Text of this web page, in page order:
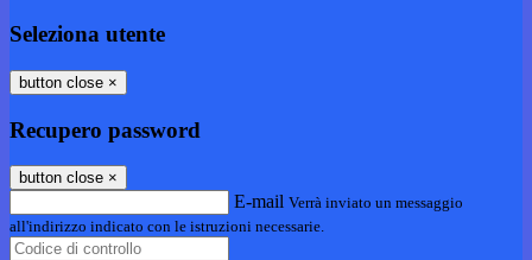
Seleziona utente
button close ×
Recupero password
button close ×
E-mail Verrà inviato un messaggio
all'indirizzo indicato con le istruzioni necessarie.